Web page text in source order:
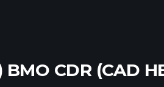
BMO CDR (CAD